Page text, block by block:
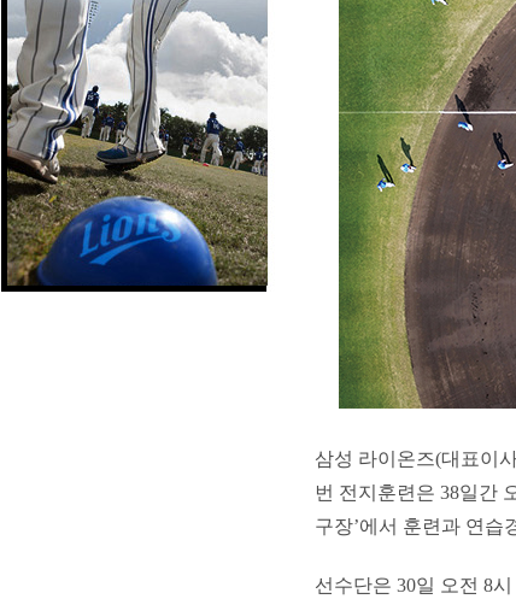
삼성 라이온즈(대표이
번 전지훈련은 38일간
구장’에서 훈련과 연습
선수단은 30일 오전 8